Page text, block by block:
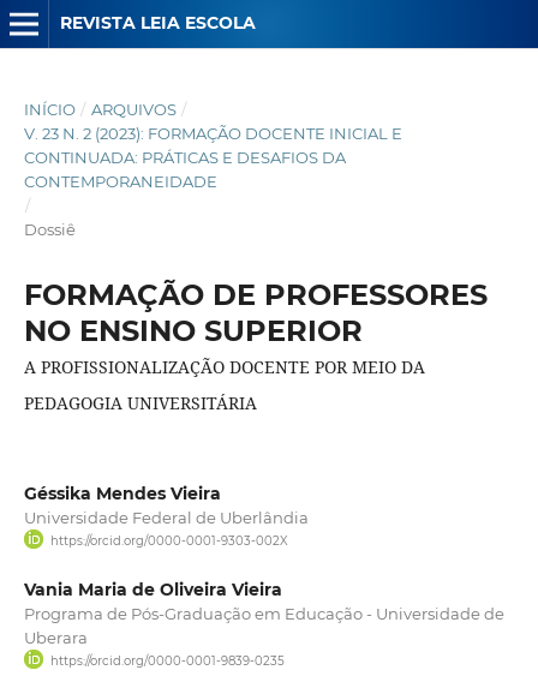
REVISTA LEIA ESCOLA
INÍCIO / ARQUIVOS /
V. 23 N. 2 (2023): FORMAÇÃO DOCENTE INICIAL E
CONTINUADA: PRÁTICAS E DESAFIOS DA
CONTEMPORANEIDADE
/
Dossiê
FORMAÇÃO DE PROFESSORES
NO ENSINO SUPERIOR
A PROFISSIONALIZAÇÃO DOCENTE POR MEIO DA
PEDAGOGIA UNIVERSITÁRIA
Géssika Mendes Vieira
Universidade Federal de Uberlândia
https://orcid.org/0000-0001-9303-002X
Vania Maria de Oliveira Vieira
Programa de Pós-Graduação em Educação - Universidade de
Uberara
https://orcid.org/0000-0001-9839-0235